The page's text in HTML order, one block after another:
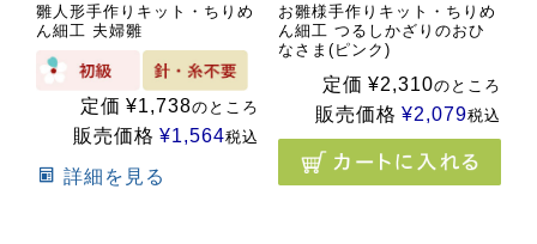
雛人形手作りキット・ちりめ
ん細工 夫婦雛
定価 ¥1,738のところ
販売価格 ¥1,564税込
詳細を見る
お雛様手作りキット・ちりめ
ん細工 つるしかざりのおひ
なさま(ピンク)
定価 ¥2,310のところ
販売価格 ¥2,079税込